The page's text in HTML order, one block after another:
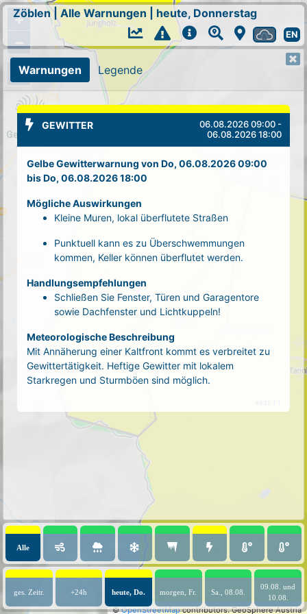
+
−
©OpenStreetMapcontributors. GeoSphere Austria
Zöblen| Alle Warnungen heute, Donnerstag
EN
Warnungen Legende
GEWITTER
06.08.2026 09:00 -
06.08.2026 18:00
Gelbe Gewitterwarnung von Do, 06.08.2026 09:00
bis Do, 06.08.2026 18:00
Mögliche Auswirkungen
Kleine Muren, lokal überflutete Straßen
Punktuell kann es zu Überschwemmungen
kommen, Keller können überflutet werden.
Handlungsempfehlungen
Schließen Sie Fenster, Türen und Garagentore
sowie Dachfenster und Lichtkuppeln!
Meteorologische Beschreibung
Mit Annäherung einer Kaltfront kommt es verbreitet zu
Gewittertätigkeit. Heftige Gewitter mit lokalem
Starkregen und Sturmböen sind möglich.
Alle
ges. Zeitr. +24h heute, Do. morgen, Fr. Sa., 08.08.
09.08. und
10.08.